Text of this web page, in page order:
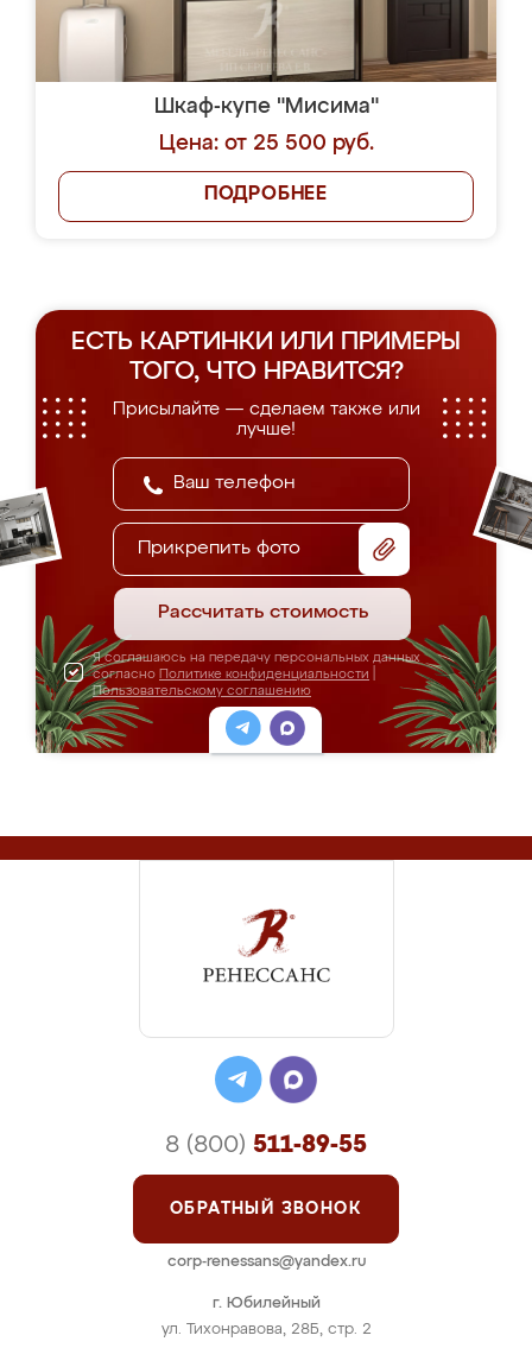
Шкаф-купе "Мисима"
Цена: от 25 500 руб.
ПОДРОБНЕЕ
ЕСТЬ КАРТИНКИ ИЛИ ПРИМЕРЫ
ТОГО, ЧТО НРАВИТСЯ?
Присылайте — сделаем также или
лучше!
Прикрепить фото
Рассчитать стоимость
Я соглашаюсь на передачу персональных данных
согласно Политике конфиденциальности
Пользовательскому соглашению
г. Юбилейный
ул. Тихонравова, 28Б, стр. 2
8 (800) 511-89-55
ОБРАТНЫЙ ЗВОНОК
corp-renessans@yandex.ru